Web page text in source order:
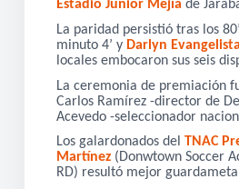
Estadio Junior Mejía de
La paridad persistió tras los
minuto 4’ y Darlyn Evangelista
locales embocaron sus seis
La ceremonia de premiación
Carlos Ramírez -director de
Acevedo -seleccionador
Los galardonados del TNAC
Martínez(Donwtown Soccer
RD) resultó mejor